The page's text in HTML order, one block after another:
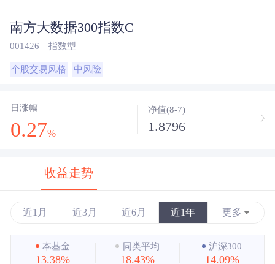
南方大数据300指数C
001426 指数型
个股交易风格 中风险
日涨幅
0.27%
净值(8-7)
1.8796
收益走势
近1月 近3月 近6月 近1年 更多
近3年
近5年
本基金
13.38%
同类平均
18.43%
沪深300
14.09%